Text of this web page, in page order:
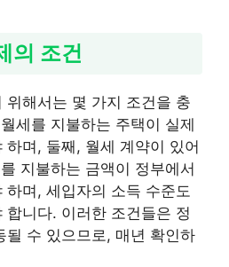
의 조건
위해서는 몇 가지 조건을 충
세를 지불하는 주택이 실제
하며, 둘째, 월세 계약이 있어
지불하는 금액이 정부에서
하며, 세입자의 소득 수준도
합니다. 이러한 조건들은 정
될 수 있으므로, 매년 확인하